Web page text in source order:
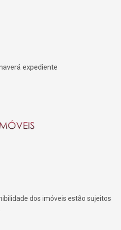
expediente
dos imóveis estão sujeitos